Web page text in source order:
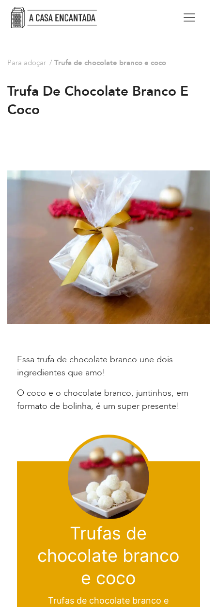
Para adoçar / Trufa de chocolate branco e coco
Trufa De Chocolate Branco E
Coco
Essa trufa de chocolate branco une dois
ingredientes que amo!
O coco e o chocolate branco, juntinhos, em
formato de bolinha, é um super presente!
Trufas de
chocolate branco
e coco
Trufas de chocolate branco e